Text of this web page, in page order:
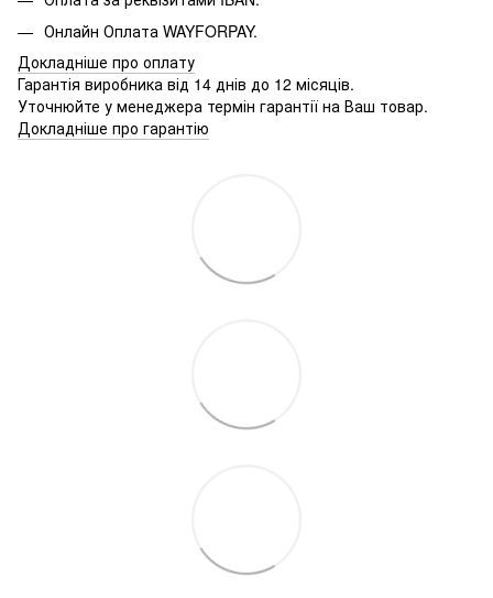
Онлайн Оплата WAYFORPAY.
Докладніше про оплату
Гарантія виробника від 14 днів до 12 місяців.
Уточнюйте у менеджера термін гарантії на Ваш товар.
Докладніше про гарантію